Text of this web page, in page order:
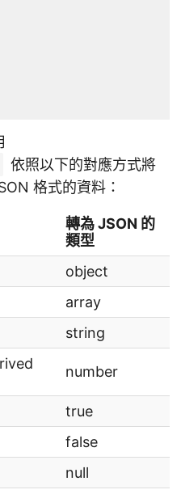
依照以下的對應方式將
格式的資料：
轉為 JSON 的
類型
object
array
string
number
true
false
null